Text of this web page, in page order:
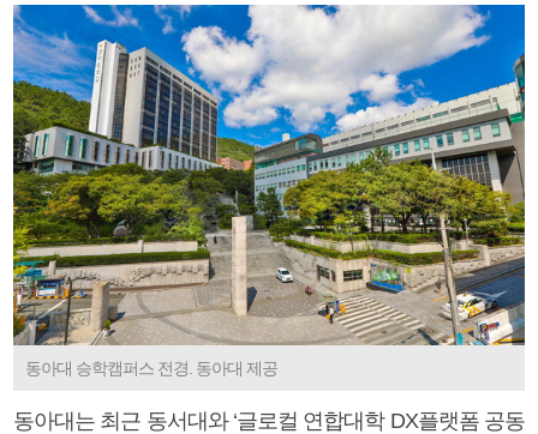
동아대 승학캠퍼스 전경. 동아대 제공
동아대는 최근 동서대와 ‘글로컬 연합대학 DX플랫폼 공동